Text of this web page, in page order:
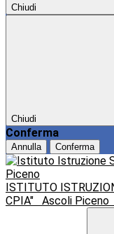
Chiudi
Chiudi
Conferma
Annulla Conferma
ISTITUTO
CPIA"
Ascoli Piceno